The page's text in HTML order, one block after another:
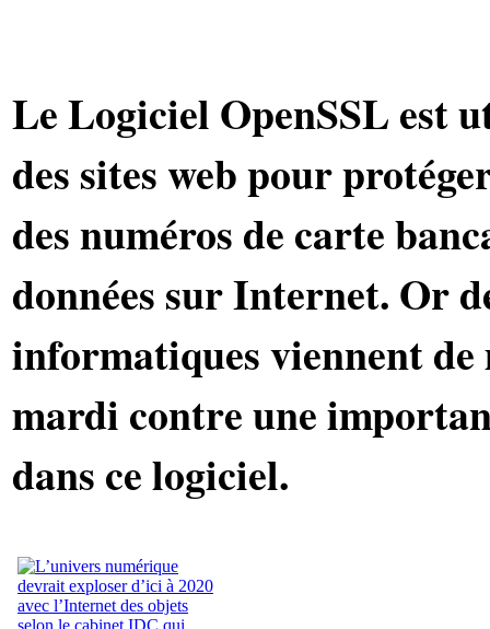
Le Logiciel OpenSSL est
des sites web pour
des numéros de carte
données sur Internet. Or
informatiques viennent de
mardi contre une
dans ce logiciel.